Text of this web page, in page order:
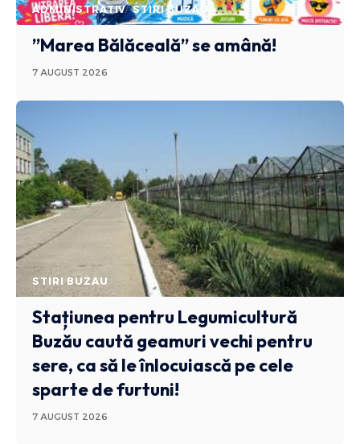
ADMINISTRATIV STIRI BUZAU
”Marea Bălăceală” se amână!
7 AUGUST 2026
STIRI BUZAU
Stațiunea pentru Legumicultură
Buzău caută geamuri vechi pentru
sere, ca să le înlocuiască pe cele
sparte de furtuni!
7 AUGUST 2026